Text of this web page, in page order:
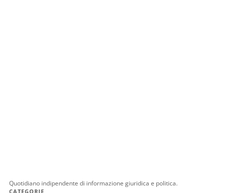
Quotidiano indipendente di informazione giuridica e politica.
CATEGORIE